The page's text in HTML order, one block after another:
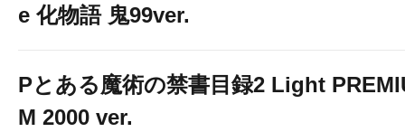
e 化物語 鬼99ver.
Pとある魔術の禁書目録2 Light
M 2000 ver.